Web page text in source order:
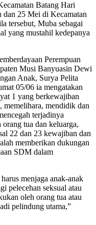
Batang Hari
25 Mei di Kecamatan
tersebut, Muba sebagai
yang mustahil kedepanya
Perempuan
Musi Banyuasin Dewi
Anak, Surya Pelita
05/06 ia mengatakan
1 yang berkewajiban
memelihara, mendidik dan
terjadinya
tua dan keluarga,
22 dan 23 kewajiban dan
memberikan dukungan
SDM dalam
menjaga anak-anak
pelecehan seksual atau
oleh orang tua atau
pelindung utama,”